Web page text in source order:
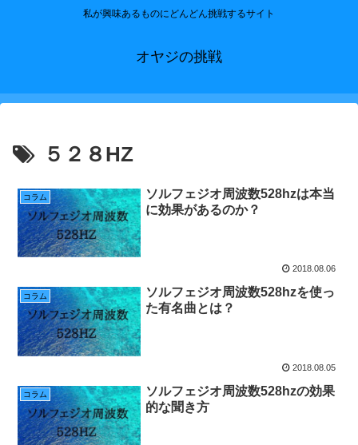
私が興味あるものにどんどん挑戦するサイト
オヤジの挑戦
５２８HZ
コラム
ソルフェジオ周波数528hzは本当
に効果があるのか？
2018.08.06
コラム
ソルフェジオ周波数528hzを使っ
た有名曲とは？
2018.08.05
コラム
ソルフェジオ周波数528hzの効果
的な聞き方